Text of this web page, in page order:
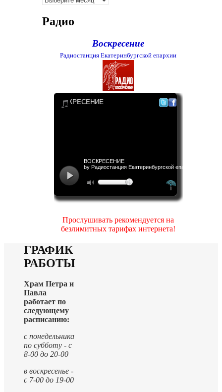
Радио
Воскресение
Радиостанция Екатеринбургской епархии
Прослушивать рекомендуется на
безлимитных тарифах интернета!
ГРАФИК
РАБОТЫ
Храм Петра и
Павла
работает по
следующему
расписанию:
с понедельника
по субботу - с
8-00 до 20-00
в воскресенье -
с 7-00 до 19-00